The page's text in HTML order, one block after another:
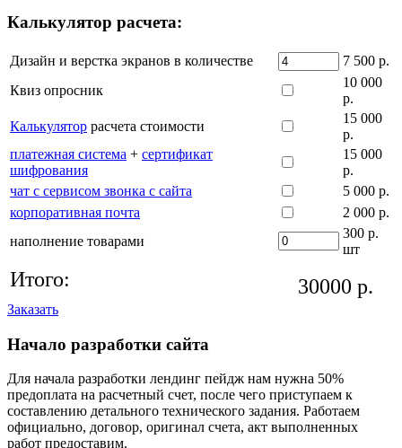
Калькулятор расчета:
Дизайн и верстка экранов в количестве
7 500 р.
Квиз опросник
10 000
р.
Калькулятор расчета стоимости
15 000
р.
платежная система + сертификат
шифрования
15 000
р.
чат с сервисом звонка с сайта
5 000 р.
корпоративная почта
2 000 р.
наполнение товарами
300 р.
шт
Итого: 30000 р.
Заказать
Начало разработки сайта
Для начала разработки лендинг пейдж нам нужна 50%
предоплата на расчетный счет, после чего приступаем к
составлению детального технического задания. Работаем
официально, договор, оригинал счета, акт выполненных
работ предоставим.